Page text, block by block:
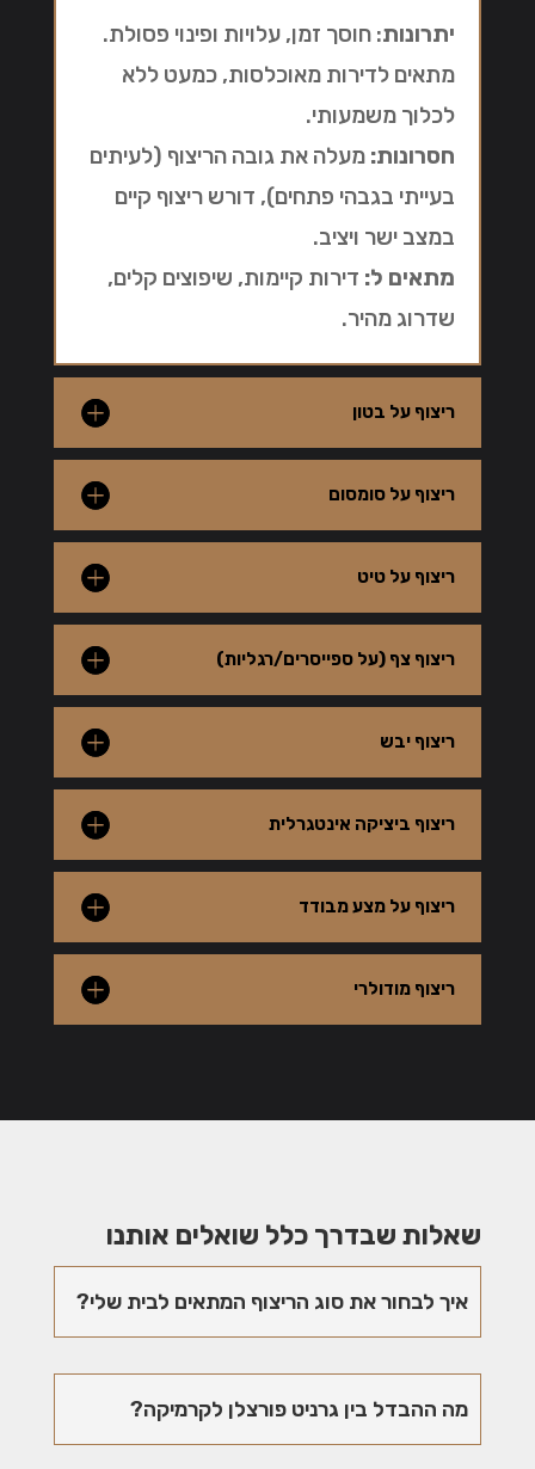
יתרונות: חוסך זמן, עלויות ופינוי פסולת.
מתאים לדירות מאוכלסות, כמעט ללא
לכלוך משמעותי.
חסרונות: מעלה את גובה הריצוף (לעיתים
בעייתי בגבהי פתחים), דורש ריצוף קיים
במצב ישר ויציב.
מתאים ל: דירות קיימות, שיפוצים קלים,
שדרוג מהיר.
ריצוף על בטון
ריצוף על סומסום
ריצוף על טיט
ריצוף צף (על ספייסרים/רגליות)
ריצוף יבש
ריצוף ביציקה אינטגרלית
ריצוף על מצע מבודד
ריצוף מודולרי
שאלות שבדרך כלל שואלים אותנו
איך לבחור את סוג הריצוף המתאים לבית שלי?
מה ההבדל בין גרניט פורצלן לקרמיקה?